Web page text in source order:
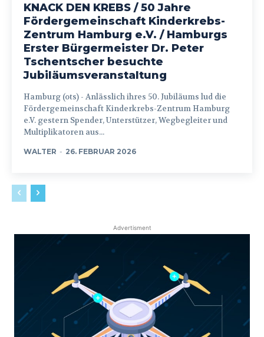
KNACK DEN KREBS / 50 Jahre
Fördergemeinschaft Kinderkrebs-
Zentrum Hamburg e.V. / Hamburgs
Erster Bürgermeister Dr. Peter
Tschentscher besuchte
Jubiläumsveranstaltung
Hamburg (ots) - Anlässlich ihres 50. Jubiläums lud die
Fördergemeinschaft Kinderkrebs-Zentrum Hamburg
e.V. gestern Spender, Unterstützer, Wegbegleiter und
Multiplikatoren aus...
WALTER - 26. FEBRUAR 2026
Advertisment